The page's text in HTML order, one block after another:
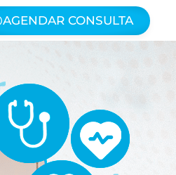
AGENDAR CONSULTA